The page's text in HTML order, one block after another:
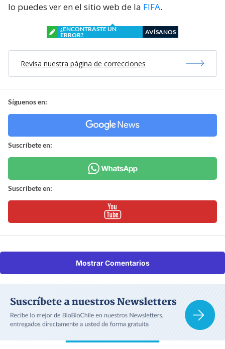
lo puedes ver en el sitio web de la FIFA.
¿ENCONTRASTE UN
ERROR?
AVÍSANOS
Revisa nuestra página de correcciones
Síguenos en:
Suscríbete en:
Suscríbete en:
Mostrar Comentarios